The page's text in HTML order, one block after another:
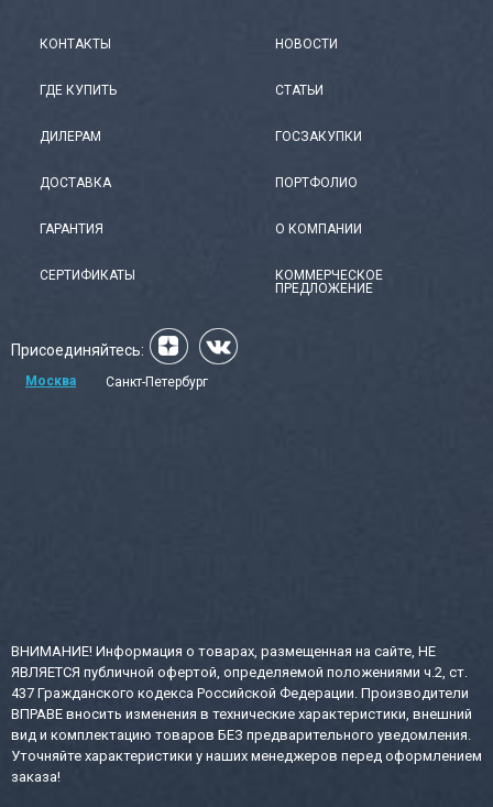
КОНТАКТЫ
ГДЕ КУПИТЬ
ДИЛЕРАМ
ДОСТАВКА
ГАРАНТИЯ
СЕРТИФИКАТЫ
НОВОСТИ
СТАТЬИ
ГОСЗАКУПКИ
ПОРТФОЛИО
О КОМПАНИИ
КОММЕРЧЕСКОЕ
ПРЕДЛОЖЕНИЕ
Присоединяйтесь:
Москва Санкт-Петербург
ВНИМАНИЕ! Информация о товарах, размещенная на сайте, НЕ
ЯВЛЯЕТСЯ публичной офертой, определяемой положениями ч.2, ст.
437 Гражданского кодекса Российской Федерации. Производители
ВПРАВЕ вносить изменения в технические характеристики, внешний
вид и комплектацию товаров БЕЗ предварительного уведомления.
Уточняйте характеристики у наших менеджеров перед оформлением
заказа!